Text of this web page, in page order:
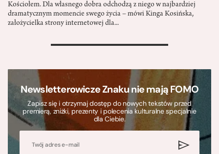
Kościołem. Dla własnego dobra odchodzą z niego w najbardziej
dramatycznym momencie swego życia – mówi Kinga Kosińska,
założycielka strony internetowej dla...
>
Newsletterowicze Znaku nie mają FOMO
Zapisz się i otrzymaj dostęp do nowych tekstów przed
premierą, zniżki, prezenty i polecenia kulturalne specjalnie
dla Ciebie.